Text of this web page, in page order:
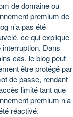
de domaine ou
premium de
n’a pas été
ce qui explique
interruption. Dans
cas, le blog peut
être protégé par
de passe, rendant
limité tant que
premium n’a
réactivé.